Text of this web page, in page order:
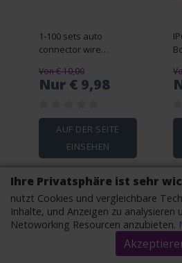
Ihre Privatsphäre ist sehr
nutzt Cookies und vergleichbare
Inhalte, und Anzeigen zu analysieren
Netoworking Resourcen anzubieten.
1-100 sets auto
connector wire
cable clip plug 1011-
247-1205
Von € 10,00
Nur € 9,98
AUF DER SEITE
EINSEHEN